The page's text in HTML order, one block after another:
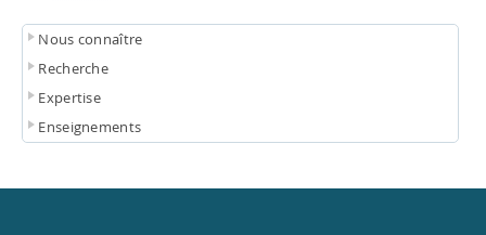
Nous connaître
Recherche
Expertise
Enseignements